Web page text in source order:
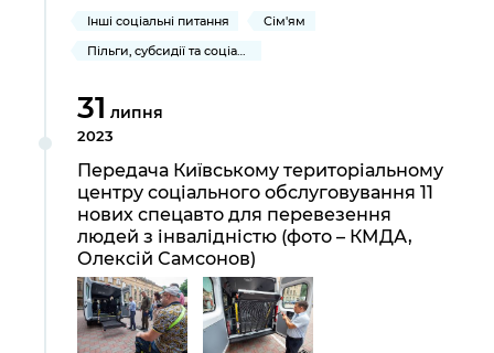
Інші соціальні питання
Сім'ям
Пільги, субсидії та соціальний захист
31 липня
2023
Передача Київському територіальному
центру соціального обслуговування 11
нових спецавто для перевезення
людей з інвалідністю (фото – КМДА,
Олексій Самсонов)